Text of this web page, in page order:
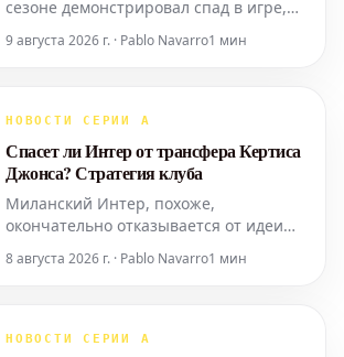
сезоне демонстрировал спад в игре,
возможно, из-за неопытности,
меньшего количества игрового
матче против «Ювентуса». Он стал
команды, а также показал хорошую и
9 августа 2026 г. · Pablo Navarro1 мин
НОВОСТИ СЕРИИ А
Спасет ли Интер от трансфера Кертиса
Джонса? Стратегия клуба
Миланский Интер, похоже,
окончательно отказывается от идеи
приобрести защитника "Тоттенхэма"
Кристиана Ромеро этим летом.
Бенджамином Паваром. Это привело к
8 августа 2026 г. · Pablo Navarro1 мин
НОВОСТИ СЕРИИ А